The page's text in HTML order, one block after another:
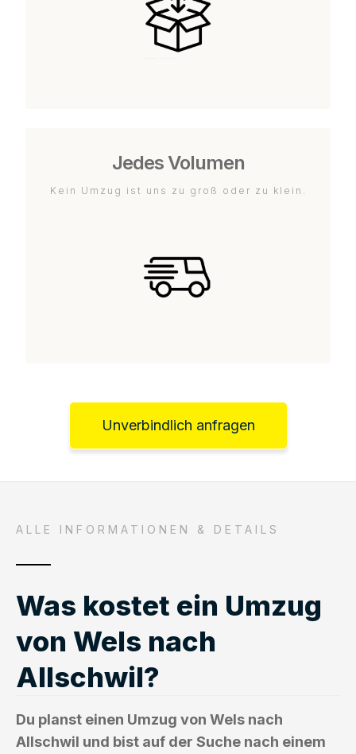
Jedes Volumen
Kein Umzug ist uns zu groß oder zu klein.
Unverbindlich anfragen
ALLE INFORMATIONEN & DETAILS
Was kostet ein Umzug
von Wels nach
Allschwil?
Du planst einen Umzug von Wels nach
Allschwil und bist auf der Suche nach einem